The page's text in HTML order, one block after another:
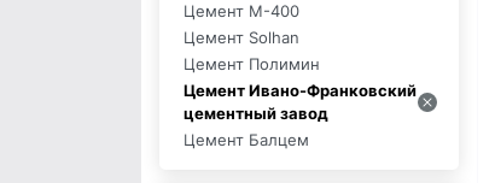
Цемент М-400
Цемент Solhan
Цемент Полимин
Цемент Ивано-Франковский
цементный завод
Цемент Балцем